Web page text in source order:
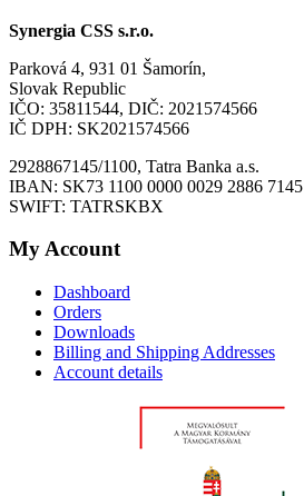
Synergia CSS s.r.o.
Parková 4, 931 01 Šamorín,
Slovak Republic
IČO: 35811544, DIČ: 2021574566
IČ DPH: SK2021574566
2928867145/1100, Tatra Banka a.s.
IBAN: SK73 1100 0000 0029 2886 7145
SWIFT: TATRSKBX
My Account
Dashboard
Orders
Downloads
Billing and Shipping Addresses
Account details